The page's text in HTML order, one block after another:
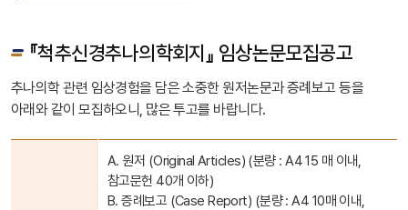
『척추신경추나의학회지』 임상논문모집공고
추나의학 관련 임상경험을 담은 소중한 원저논문과 증례보고 등을
아래와 같이 모집하오니, 많은 투고를 바랍니다.
A. 원저 (Original Articles) (분량 : A4 15 매 이내,
참고문헌 40개 이하)
B. 증례보고 (Case Report) (분량 : A4 10매 이내,